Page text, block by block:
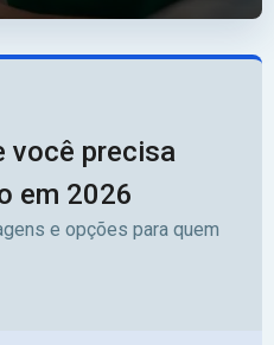
você precisa
em 2026
e opções para quem